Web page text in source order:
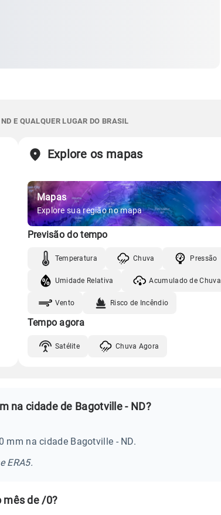
E QUALQUER LUGAR DO BRASIL
Explore os mapas
Mapas
Explore sua região no mapa
Previsão do tempo
Temperatura Chuva Pressão
Umidade Relativa Acumulado de Chuva
Vento Risco de Incêndio
Tempo agora
Satélite Chuva Agora
Qual é a média mensal de chuva em na cidade de Bagotville - ND?
mm na cidade Bagotville - ND.
ERA5.
mês de /0?